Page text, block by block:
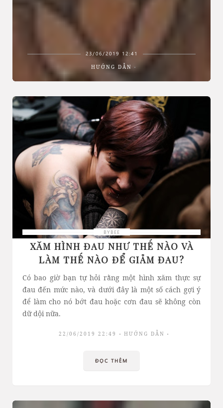
23/06/2019 12:41
HƯỚNG DẪN
BYBEE
XĂM HÌNH ĐAU NHƯ THẾ NÀO VÀ
LÀM THẾ NÀO ĐỂ GIẢM ĐAU?
Có bao giờ bạn tự hỏi rằng một hình xăm thực sự
đau đến mức nào, và dưới đây là một số cách gợi ý
để làm cho nó bớt đau hoặc cơn đau sẽ không còn
dữ dội nữa.
22/06/2019 22:49 HƯỚNG DẪN
ĐỌC THÊM